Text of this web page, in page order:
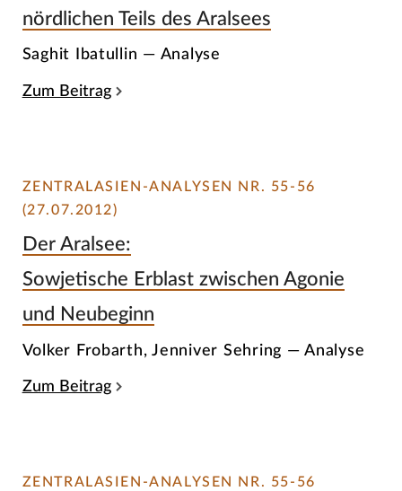
nördlichen Teils des Aralsees
Saghit Ibatullin — Analyse
Zum Beitrag
ZENTRALASIEN-ANALYSEN NR. 55-56
(27.07.2012)
Der Aralsee:
Sowjetische Erblast zwischen Agonie
und Neubeginn
Volker Frobarth, Jenniver Sehring — Analyse
Zum Beitrag
ZENTRALASIEN-ANALYSEN NR. 55-56